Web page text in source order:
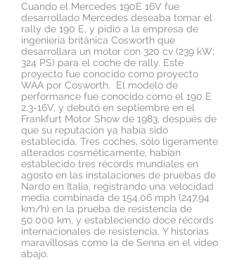
Cuando el Mercedes 190E 16V fue
desarrollado Mercedes deseaba tomar el
rally de 190 E, y pidió a la empresa de
ingeniería británica Cosworth que
desarrollara un motor con 320 cv (239 kW;
324 PS) para el coche de rally. Este
proyecto fue conocido como proyecto
WAA por Cosworth. El modelo de
performance fue conocido como el 190 E
2.3-16V, y debutó en septiembre en el
Frankfurt Motor Show de 1983, después de
que su reputación ya había sido
establecida. Tres coches, sólo ligeramente
alterados cosméticamente, habían
establecido tres récords mundiales en
agosto en las instalaciones de pruebas de
Nardo en Italia, registrando una velocidad
media combinada de 154.06 mph (247,94
km/h) en la prueba de resistencia de
50.000 km, y estableciendo doce récords
internacionales de resistencia. Y historias
maravillosas como la de Senna en el video
abajo.